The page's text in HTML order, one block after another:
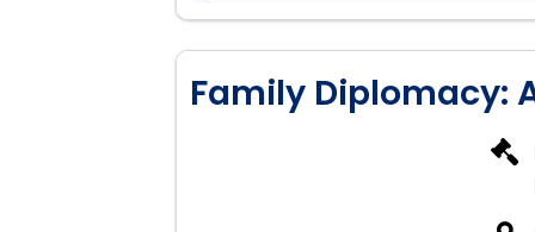
Modificación y
Family Diplomacy: